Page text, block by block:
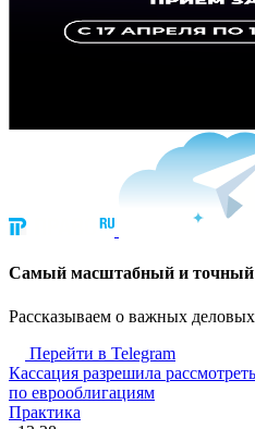
Cамый масштабный и точный
Рассказываем о важных
Перейти в Telegram
Кассация разрешила
по еврооблигациям
Практика